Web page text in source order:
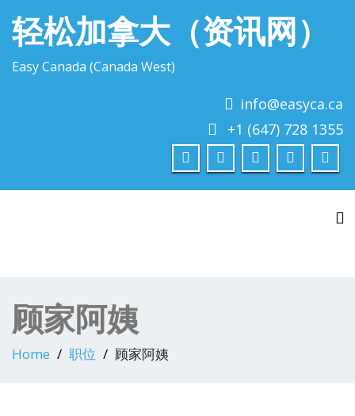
轻松加拿大（资讯网）
Easy Canada (Canada West)
info@easyca.ca
+1 (647) 728 1355
顾家阿姨
Home 职位 顾家阿姨